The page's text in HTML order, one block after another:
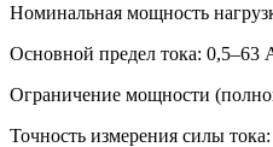
Номинальная мощность
Основной предел тока: 0,5–63
Ограничение мощности
Точность измерения силы